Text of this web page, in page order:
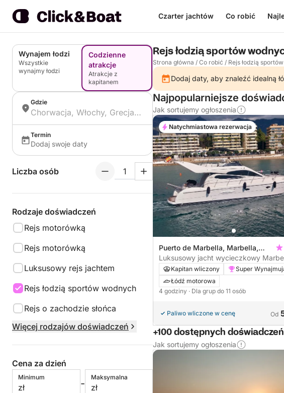
Czarter jachtów Co robić
Wynajem łodzi
Wszystkie
wynajmy łodzi
Codzienne
atrakcje
Atrakcje z
kapitanem
Gdzie
Termin
Dodaj swoje daty
Liczba osób
Rodzaje doświadczeń
Rejs motorówką
Rejs motorówką
Luksusowy rejs jachtem
Rejs łodzią sportów wodnych
Rejs o zachodzie słońca
Więcej rodzajów doświadczeń
Cena za dzień
Minimum
zł -
Maksymalna
zł
Rejs łodzią sportów
Strona główna / Co robić / Rejs łodzią
Dodaj daty, aby znaleźć idealną
Najpopularniejsze
Jak sortujemy ogłoszenia
Puerto de Marbella, Marbella,
Hiszpania
Luksusowy jacht wycieczkowy
CruiseKapitan wliczony
Super
Łódź motorowa
4 godziny · Dla grup do 11 osób
Paliwo wliczone w cenę Od
Natychmiastowa rezerwacja
+100 dostępnych doświadczeń
Jak sortujemy ogłoszenia